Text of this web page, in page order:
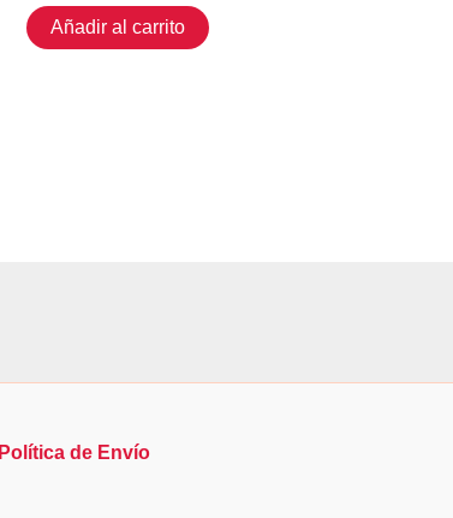
Añadir al carrito
Política de Envío